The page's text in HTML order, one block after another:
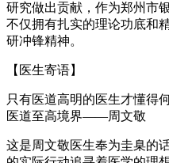
研究做出贡献，作为郑州市
不仅拥有扎实的理论功底和
研冲锋精神。
【医生寄语】
只有医道高明的医生才懂得
医道至高境界——周文敬
这是周文敬医生奉为圭臬的